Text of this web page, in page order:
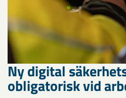
Ny digital
obligatorisk vid